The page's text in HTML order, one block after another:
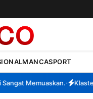
MANCASPORT
Memuaskan.• Klaster